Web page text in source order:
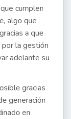
cumplen
algo que
a que
por la gestión
adelante su
gracias
generación
en